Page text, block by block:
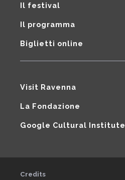
Il festival
Il programma
Biglietti online
Visit Ravenna
La Fondazione
Google Cultural Institute
Credits